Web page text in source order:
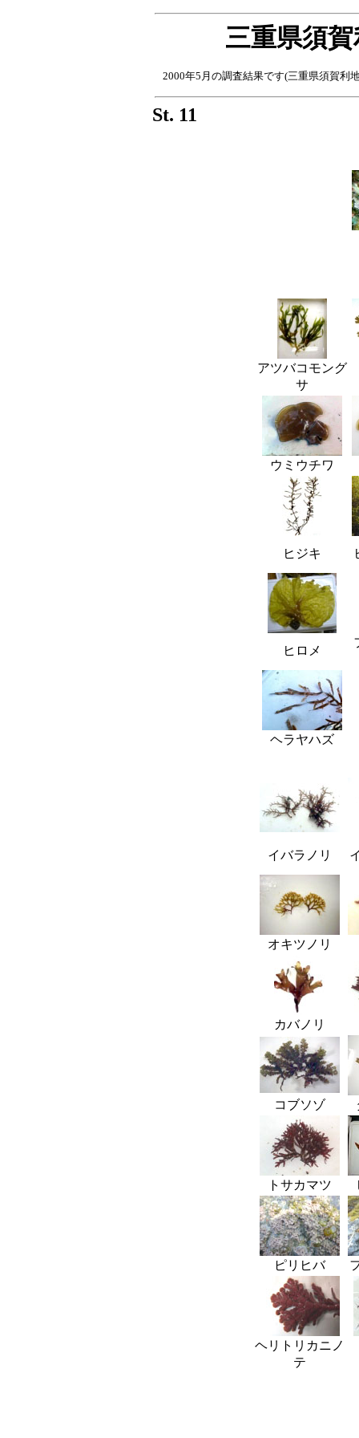
三重県須
2000年5月の調査結果です(三重県須賀利
St. 11
アツバコモング
サ
ウミウチワ
ヒジキ
ヒロメ
ヘラヤハズ
イバラノリ
オキツノリ
カバノリ
コブソゾ
トサカマツ
ピリヒバ
ヘリトリカニノ
テ